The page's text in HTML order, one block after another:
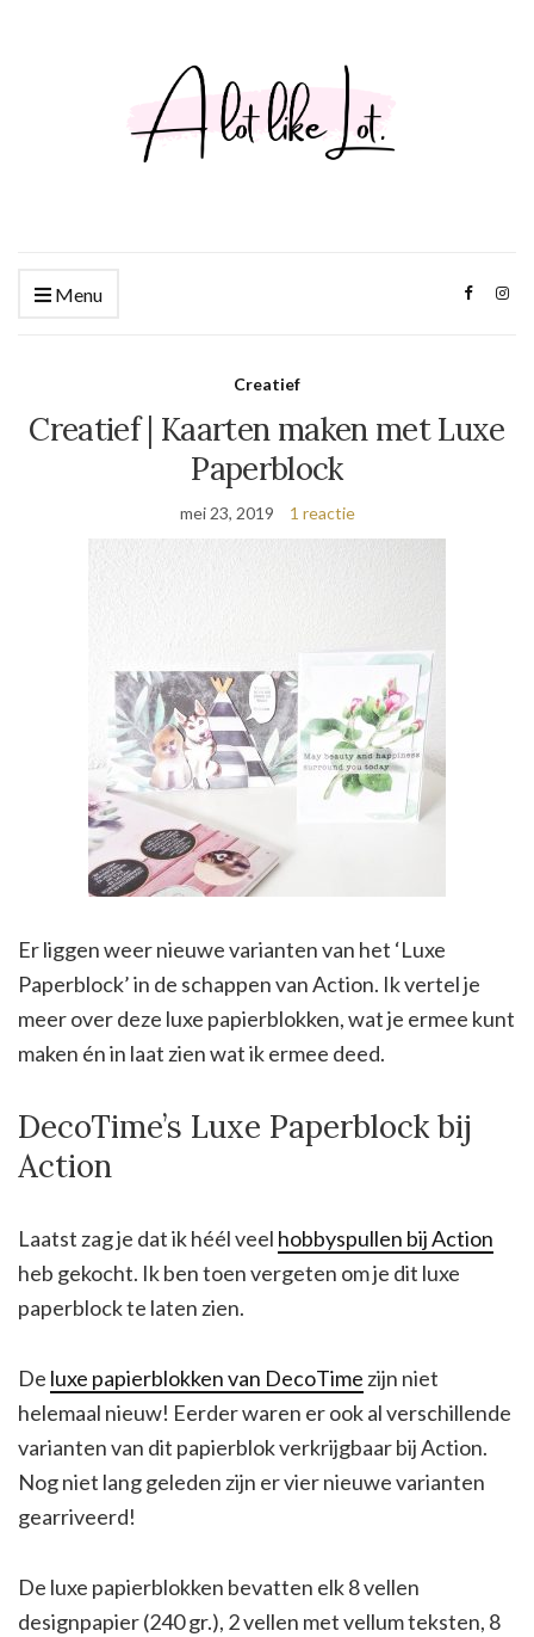
Menu
Creatief
Creatief | Kaarten maken met Luxe
Paperblock
mei 23, 2019 1 reactie
Er liggen weer nieuwe varianten van het ‘Luxe
Paperblock’ in de schappen van Action. Ik vertel je
meer over deze luxe papierblokken, wat je ermee kunt
maken én in laat zien wat ik ermee deed.
DecoTime’s Luxe Paperblock bij
Action
Laatst zag je dat ik héél veel hobbyspullen bij Action
heb gekocht. Ik ben toen vergeten om je dit luxe
paperblock te laten zien.
De luxe papierblokken van DecoTime zijn niet
helemaal nieuw! Eerder waren er ook al verschillende
varianten van dit papierblok verkrijgbaar bij Action.
Nog niet lang geleden zijn er vier nieuwe varianten
gearriveerd!
De luxe papierblokken bevatten elk 8 vellen
designpapier (240 gr.), 2 vellen met vellum teksten, 8